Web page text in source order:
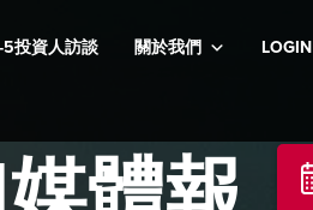
5投資人訪談 關於我們 LOGIN
體報